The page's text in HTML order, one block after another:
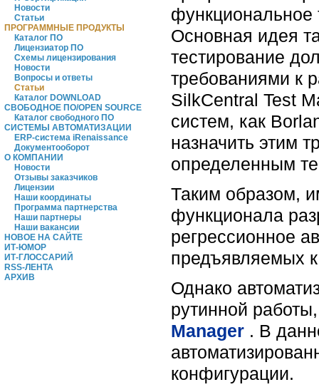
Новости
Статьи
ПРОГРАММНЫЕ ПРОДУКТЫ
Каталог ПО
Лицензиатор ПО
Схемы лицензирования
Новости
Вопросы и ответы
Статьи
Каталог DOWNLOAD
СВОБОДНОЕ ПО/OPEN SOURCE
Каталог свободного ПО
СИСТЕМЫ АВТОМАТИЗАЦИИ
ERP-система iRenaissance
Документооборот
О КОМПАНИИ
Новости
Отзывы заказчиков
Лицензии
Наши координаты
Программа партнерства
Наши партнеры
Наши вакансии
НОВОЕ НА САЙТЕ
ИТ-ЮМОР
ИТ-ГЛОССАРИЙ
RSS-ЛЕНТА
АРХИВ
функциональное
Основная идея
тестирование
требованиями к
SilkCentral Test
систем, как
назначить этим
определенным
Таким образом,
функционала
регрессионное
предъявляемых
Однако
рутинной
Manager . В
конфигурации.